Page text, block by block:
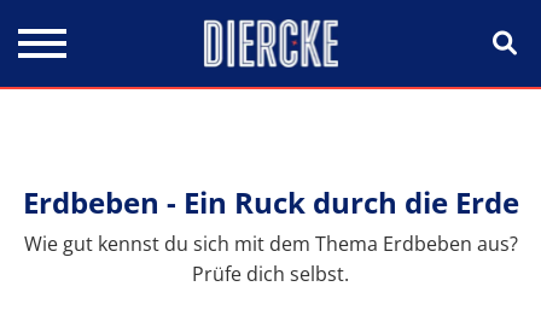
Erdbeben - Ein Ruck durch die Erde
Wie gut kennst du sich mit dem Thema Erdbeben aus?
Prüfe dich selbst.